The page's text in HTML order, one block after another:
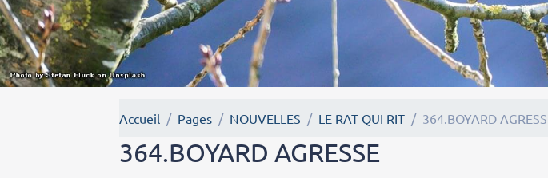
Accueil Pages NOUVELLES LE RAT QUI RIT 364.BOYARD
364.BOYARD AGRESSE